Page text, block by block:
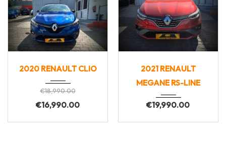
154000
2020 RENAULT CLIO
€18,990.00
€16,990.00
110000
2021 RENAULT
MEGANE RS-LINE
€19,990.00